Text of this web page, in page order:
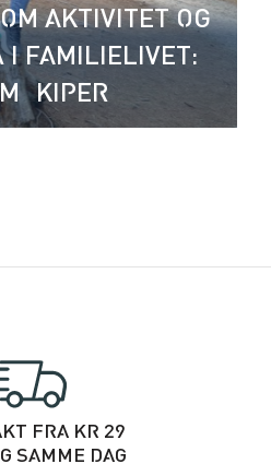
AKTIVITET OG
I FAMILIELIVET:
FRA KR 29
SAMME DAG